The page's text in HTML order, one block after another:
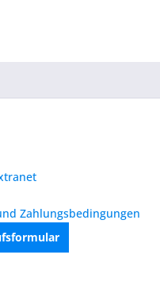
Zahlungsbedingungen